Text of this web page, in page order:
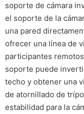
soporte de cámara
el soporte de la
una pared
ofrecer una línea de
participantes
soporte puede
techo y obtener una
de atornillado de
estabilidad para la